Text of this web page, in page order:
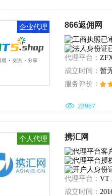
企业代理 866返佣网
代理平台：
成立时间： 暂
服务评价：
 28967
个人代理 携汇网
代理平台：
成立时间：